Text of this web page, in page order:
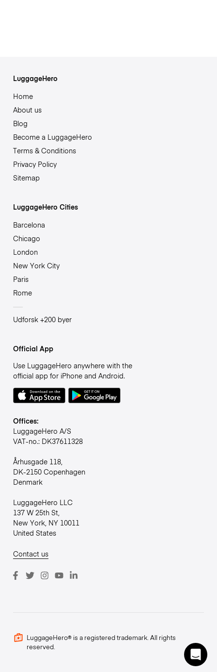
LuggageHero
Home
About us
Blog
Become a LuggageHero
Terms & Conditions
Privacy Policy
Sitemap
LuggageHero Cities
Barcelona
Chicago
London
New York City
Paris
Rome
Udforsk +200 byer
Official App
Use LuggageHero anywhere with the
official app for iPhone and Android.
Offices:
LuggageHero A/S
VAT-no.: DK37611328
Århusgade 118,
DK-2150 Copenhagen
Denmark
LuggageHero LLC
137 W 25th St,
New York, NY 10011
United States
Contact us
LuggageHero® is a registered trademark. All rights
reserved.